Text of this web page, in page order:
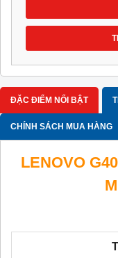
ĐẶC ĐIỂM NỔI BẬT
CHÍNH SÁCH MUA HÀNG
LENOVO